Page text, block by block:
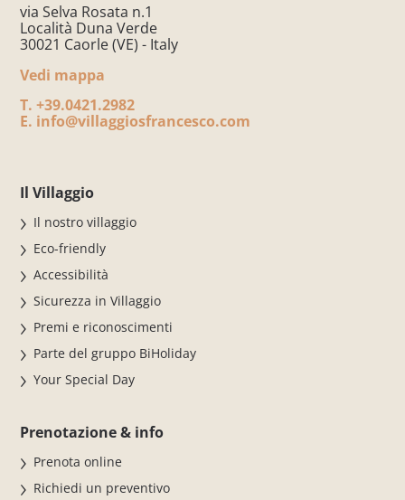
via Selva Rosata n.1
Località Duna Verde
30021 Caorle (VE) - Italy
Vedi mappa
T. +39.0421.2982
E. info@villaggiosfrancesco.com
Il Villaggio
Il nostro villaggio
Eco-friendly
Accessibilità
Sicurezza in Villaggio
Premi e riconoscimenti
Parte del gruppo BiHoliday
Your Special Day
Prenotazione & info
Prenota online
Richiedi un preventivo